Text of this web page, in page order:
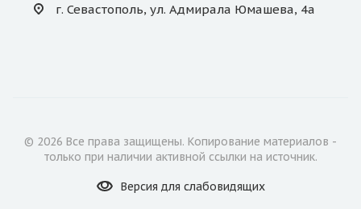
г. Севастополь, ул. Адмирала Юмашева, 4а
© 2026 Все права защищены. Копирование материалов -
только при наличии активной ссылки на источник.
Версия для слабовидящих